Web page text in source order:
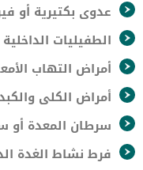
عدوى بكتيرية أو
الطفيليات
أمراض التهاب
أمراض الكلى
سرطان المعدة
فرط نشاط الغدة